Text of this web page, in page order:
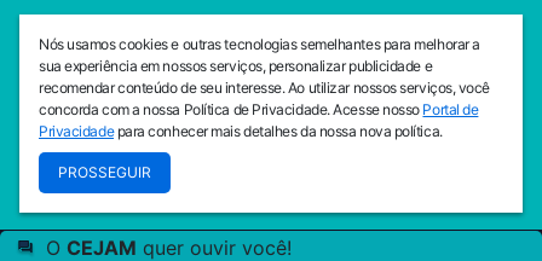
SEDE CEJAM
Av. da Liberdade, 765, Liberdade, São Paulo, 01503-001
(11) 3469 - 1818
INSTITUTO CEJAM
Av. da Liberdade, 765, Liberdade, São Paulo, 01503-001
© 2026
Nós usamos cookies e outras tecnologias semelhantes para melhorar a
sua experiência em nossos serviços, personalizar publicidade e
recomendar conteúdo de seu interesse. Ao utilizar nossos serviços, você
concorda com a nossa Política de Privacidade. Acesse nosso Portal de
Privacidadepara conhecer mais detalhes da nossa nova política.
PROSSEGUIR
O CEJAM quer ouvir você!